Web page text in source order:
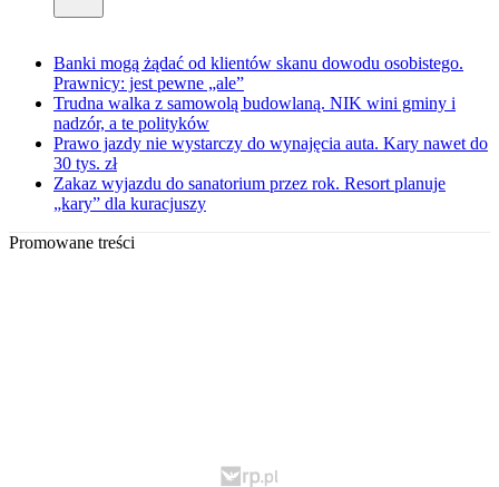
Banki mogą żądać od klientów skanu dowodu osobistego.
Prawnicy: jest pewne „ale”
Trudna walka z samowolą budowlaną. NIK wini gminy i
nadzór, a te polityków
Prawo jazdy nie wystarczy do wynajęcia auta. Kary nawet do
30 tys. zł
Zakaz wyjazdu do sanatorium przez rok. Resort planuje
„kary” dla kuracjuszy
Promowane treści